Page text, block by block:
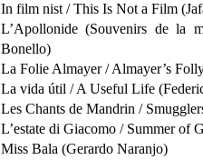
In film nist / This Is Not a Film
L’Apollonide (Souvenirs de la
Bonello)
La Folie Almayer / Almayer’s
La vida útil / A Useful Life
Les Chants de Mandrin /
L’estate di Giacomo / Summer of
Miss Bala (Gerardo Naranjo)